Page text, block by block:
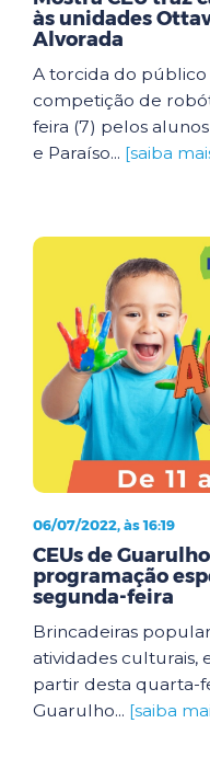
às unidades
Alvorada
A torcida do público
competição de
feira (7) pelos
e Paraíso... [saiba
06/07/2022, às 16:19
CEUs de
programação
segunda-feira
Brincadeiras
atividades culturais,
partir desta quarta-
Guarulho... [saiba